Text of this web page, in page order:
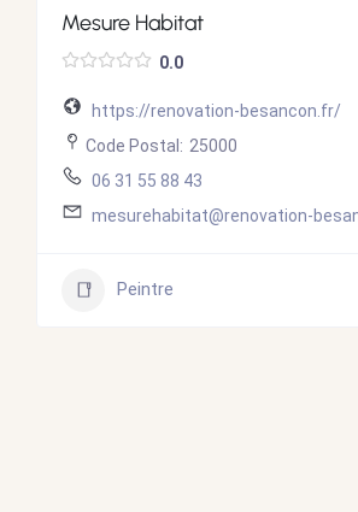
Mesure Habitat
0.0
https://renovation-besancon.fr/
Code Postal: 25000
06 31 55 88 43
mesurehabitat@renovation-
Peintre